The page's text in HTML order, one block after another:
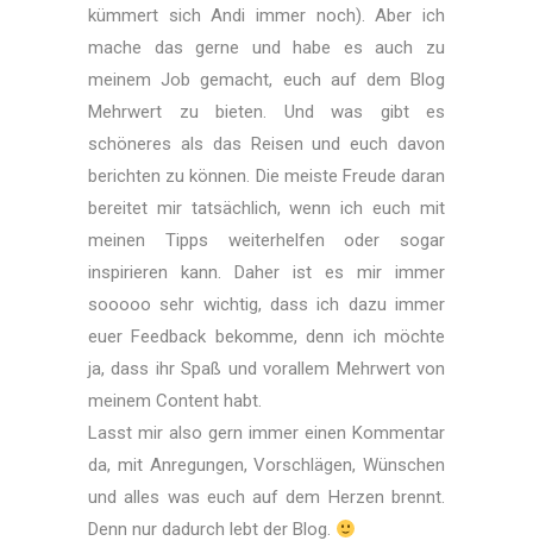
kümmert sich Andi immer noch). Aber ich
mache das gerne und habe es auch zu
meinem Job gemacht, euch auf dem Blog
Mehrwert zu bieten. Und was gibt es
schöneres als das Reisen und euch davon
berichten zu können. Die meiste Freude daran
bereitet mir tatsächlich, wenn ich euch mit
meinen Tipps weiterhelfen oder sogar
inspirieren kann. Daher ist es mir immer
sooooo sehr wichtig, dass ich dazu immer
euer Feedback bekomme, denn ich möchte
ja, dass ihr Spaß und vorallem Mehrwert von
meinem Content habt.
Lasst mir also gern immer einen Kommentar
da, mit Anregungen, Vorschlägen, Wünschen
und alles was euch auf dem Herzen brennt.
Denn nur dadurch lebt der Blog.